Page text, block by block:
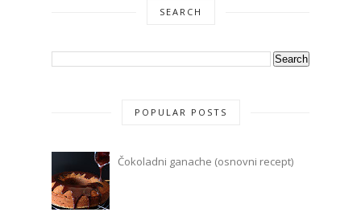
SEARCH
POPULAR POSTS
Čokoladni ganache (osnovni recept)